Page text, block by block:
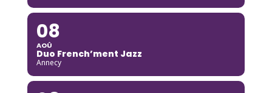
08
AOÛ
Duo French’ment Jazz
Annecy